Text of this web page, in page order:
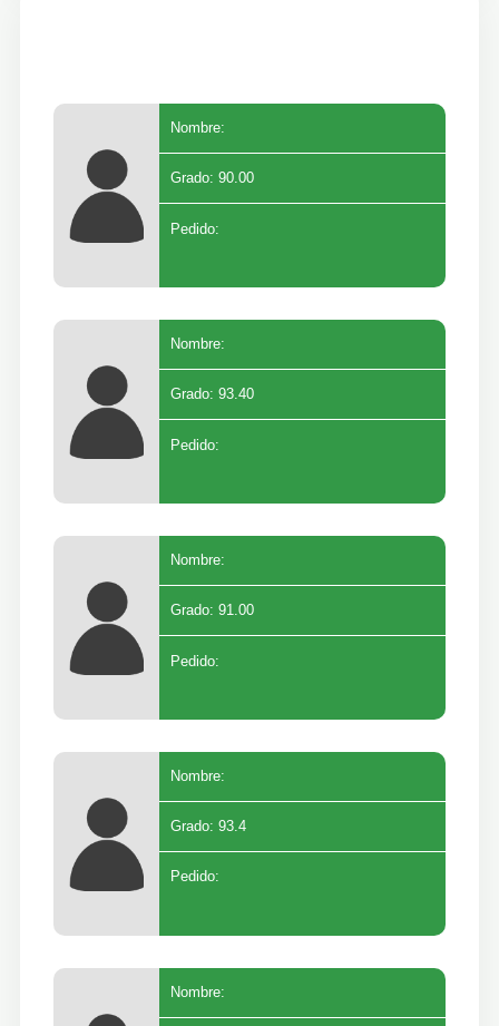
Nombre:
Grado: 90.00
Pedido:
Nombre:
Grado: 93.40
Pedido:
Nombre:
Grado: 91.00
Pedido:
Nombre:
Grado: 93.4
Pedido:
Nombre: